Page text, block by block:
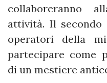
collaboreranno
attività. Il secondo
operatori della
partecipare come
di un mestiere